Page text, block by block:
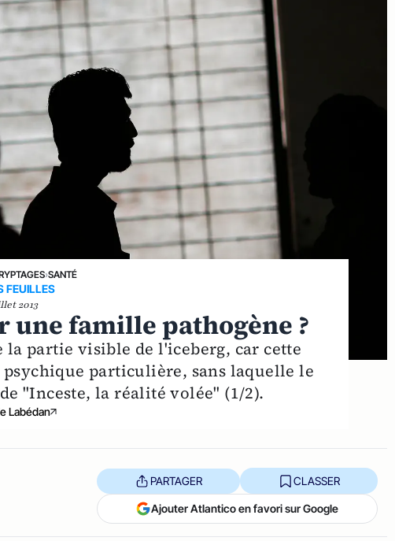
›SANTÉ
FEUILLES
2013
une famille pathogène ?
la partie visible de l'iceberg, car cette
particulière, sans laquelle le
"Inceste, la réalité volée" (1/2).
Labédan
PARTAGER CLASSER
Ajouter Atlantico en favori sur Google